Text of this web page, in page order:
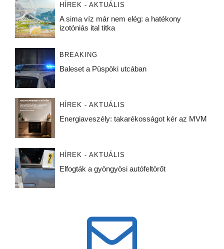
HÍREK - AKTUÁLIS
A sima víz már nem elég: a hatékony
izotóniás ital titka
BREAKING
Baleset a Püspöki utcában
HÍREK - AKTUÁLIS
Energiaveszély: takarékosságot kér az MVM
HÍREK - AKTUÁLIS
Elfogták a gyöngyösi autófeltörőt